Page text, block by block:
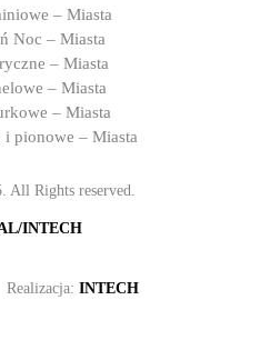
– Miasta
Noc – Miasta
– Miasta
– Miasta
– Miasta
i pionowe – Miasta
Rights reserved.
INTECH
Realizacja: INTECH